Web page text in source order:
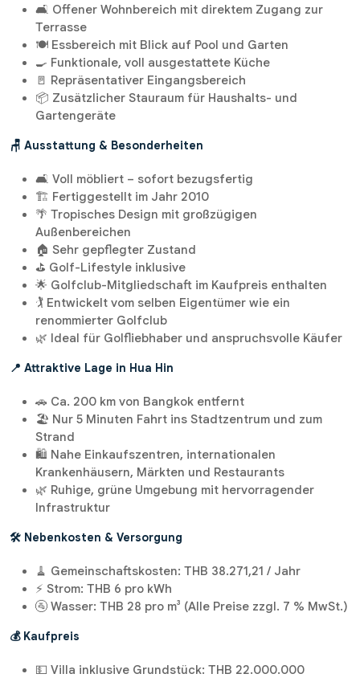
🛋️ Offener Wohnbereich mit direktem Zugang zur
Terrasse
🍽️ Essbereich mit Blick auf Pool und Garten
🍳 Funktionale, voll ausgestattete Küche
🚪 Repräsentativer Eingangsbereich
📦 Zusätzlicher Stauraum für Haushalts- und
Gartengeräte
🪑 Ausstattung & Besonderheiten
🛋️ Voll möbliert – sofort bezugsfertig
🏗️ Fertiggestellt im Jahr 2010
🌴 Tropisches Design mit großzügigen
Außenbereichen
🏠 Sehr gepflegter Zustand
⛳ Golf-Lifestyle inklusive
🌟 Golfclub-Mitgliedschaft im Kaufpreis enthalten
🏌️ Entwickelt vom selben Eigentümer wie ein
renommierter Golfclub
🌿 Ideal für Golfliebhaber und anspruchsvolle Käufer
📍 Attraktive Lage in Hua Hin
🚗 Ca. 200 km von Bangkok entfernt
🏖️ Nur 5 Minuten Fahrt ins Stadtzentrum und zum
Strand
🛍️ Nahe Einkaufszentren, internationalen
Krankenhäusern, Märkten und Restaurants
🌿 Ruhige, grüne Umgebung mit hervorragender
Infrastruktur
🛠️ Nebenkosten & Versorgung
🧹 Gemeinschaftskosten: THB 38.271,21 / Jahr
⚡ Strom: THB 6 pro kWh
🚰 Wasser: THB 28 pro m³ (Alle Preise zzgl. 7 % MwSt.)
💰 Kaufpreis
💵 Villa inklusive Grundstück: THB 22.000.000